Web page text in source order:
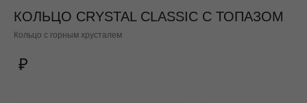
КОЛЬЦО CRYSTAL CLASSIC С ТОПАЗОМ
Кольцо с горным хрусталем
₽